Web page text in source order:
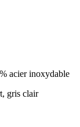
acier inoxydable
gris clair